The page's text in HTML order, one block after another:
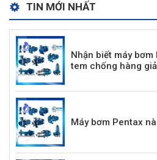
TIN MỚI NHẤT
Nhận biết máy
tem chống hàng giả
Máy bơm Pentax